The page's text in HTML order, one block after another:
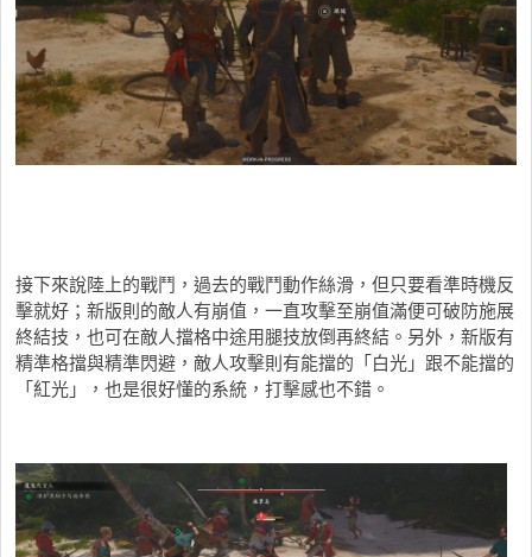
接下來說陸上的戰鬥，過去的戰鬥動作絲滑，但只要看準時機反
擊就好；新版則的敵人有崩值，一直攻擊至崩值滿便可破防施展
終結技，也可在敵人擋格中途用腿技放倒再終結。另外，新版有
精準格擋與精準閃避，敵人攻擊則有能擋的「白光」跟不能擋的
「紅光」，也是很好懂的系統，打擊感也不錯。